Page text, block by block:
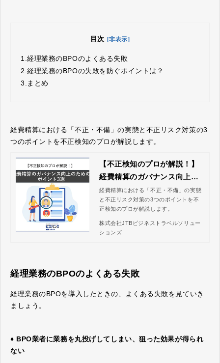
目次 [非表示]
1.経理業務のBPOのよくある失敗
2.経理業務のBPOの失敗を防ぐポイントは？
3. まとめ
経費精算における「不正・不備」の実態と不正リスク対策の3
つのポイントを不正検知のプロが解説します。
【不正検知のプロが解説！】
経費精算のガバナンス向上の
ためのポイント3選｜株式会社
JTBビジネストラベルソリュ
経費精算における「不正・不備」の実態
と不正リスク対策の3つのポイントを不
正検知のプロが解説します。
株式会社JTBビジネストラベルソリュー
ションズ
経理業務のBPOのよくある失敗
経理業務のBPOを導入したときの、よくある失敗を見ていき
ましょう。
♦ BPO業者に業務を丸投げしてしまい、狙った効果が得られ
ない